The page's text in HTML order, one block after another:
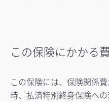
この保険にかかる
この保険には、保険関係
時、払済特別終身保険へ